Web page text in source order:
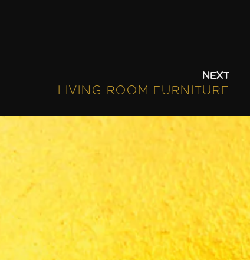
NEXT
LIVING ROOM FURNITURE